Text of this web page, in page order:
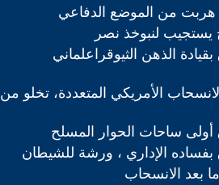
هربت من الموضع الدفاعي
يستجيب لنبوخذ نصر
بقيادة الذهن الثيوقراعلماني
الأمريكي المتعددة، تخلو من
أولى ساحات الحوار المسلح
بفساده الإداري ، ورشة للشيطان
بعد الانسحاب